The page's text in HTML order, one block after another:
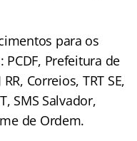
para os
Prefeitura de
Correios, TRT SE,
SMS Salvador,
de Ordem.